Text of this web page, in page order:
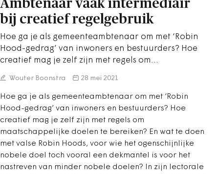
Ambtenaar vaak intermediair
bij creatief regelgebruik
Hoe ga je als gemeenteambtenaar om met ‘Robin
Hood-gedrag’ van inwoners en bestuurders? Hoe
creatief mag je zelf zijn met regels om…
Wouter Boonstra 28 mei 2021
Hoe ga je als gemeenteambtenaar om met ‘Robin
Hood-gedrag’ van inwoners en bestuurders? Hoe
creatief mag je zelf zijn met regels om
maatschappelijke doelen te bereiken? En wat te doen
met valse Robin Hoods, voor wie het ogenschijnlijke
nobele doel toch vooral een dekmantel is voor het
nastreven van minder nobele doelen? In zijn lectorale